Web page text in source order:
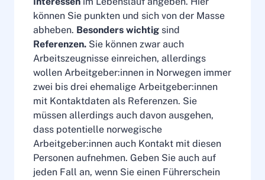
können Sie punkten und sich von der Masse
abheben. Besonders wichtig sind
Referenzen. Sie können zwar auch
Arbeitszeugnisse einreichen, allerdings
wollen Arbeitgeber:innen in Norwegen immer
zwei bis drei ehemalige Arbeitgeber:innen
mit Kontaktdaten als Referenzen. Sie
müssen allerdings auch davon ausgehen,
dass potentielle norwegische
Arbeitgeber:innen auch Kontakt mit diesen
Personen aufnehmen. Geben Sie auch auf
jeden Fall an, wenn Sie einen Führerschein